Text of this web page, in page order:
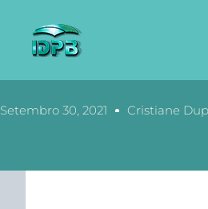
Setembro 30, 2021 Cristiane